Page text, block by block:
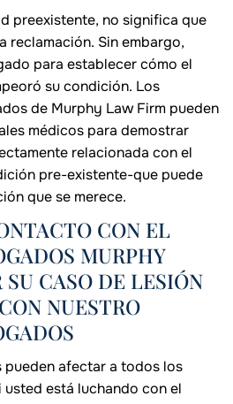
preexistente, no significa que
reclamación. Sin embargo,
para establecer cómo el
su condición. Los
de Murphy Law Firm pueden
médicos para demostrar
relacionada con el
pre-existente-que puede
que se merece.
CON EL
MURPHY
CASO DE LESIÓN
NUESTRO
pueden afectar a todos los
está luchando con el